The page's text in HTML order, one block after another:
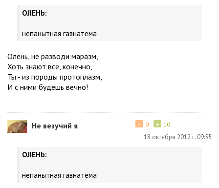
OJIEHb:
непанытная гавнатема
Олень, не разводи маразм,
Хоть знают все, конечно,
Ты - из породы протоплазм,
И с ними будешь вечно!
Не везучий я + 10
− 0
18 октября 2012 г. 09:55
OJIEHb:
непанытная гавнатема